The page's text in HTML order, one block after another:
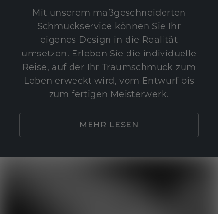
Mit unserem maßgeschneiderten
Schmuckservice können Sie Ihr
eigenes Design in die Realität
umsetzen. Erleben Sie die individuelle
Reise, auf der Ihr Traumschmuck zum
Leben erweckt wird, vom Entwurf bis
zum fertigen Meisterwerk.
MEHR LESEN